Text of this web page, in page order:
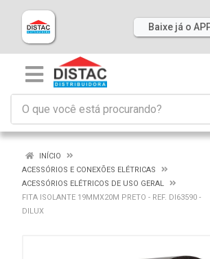
Baixe já o
INÍCIO
ACESSÓRIOS E CONEXÕES ELÉTRICAS
ACESSÓRIOS ELÉTRICOS DE USO GERAL
FITA ISOLANTE 19MMX20M PRETO - REF. DI63590 -
DILUX